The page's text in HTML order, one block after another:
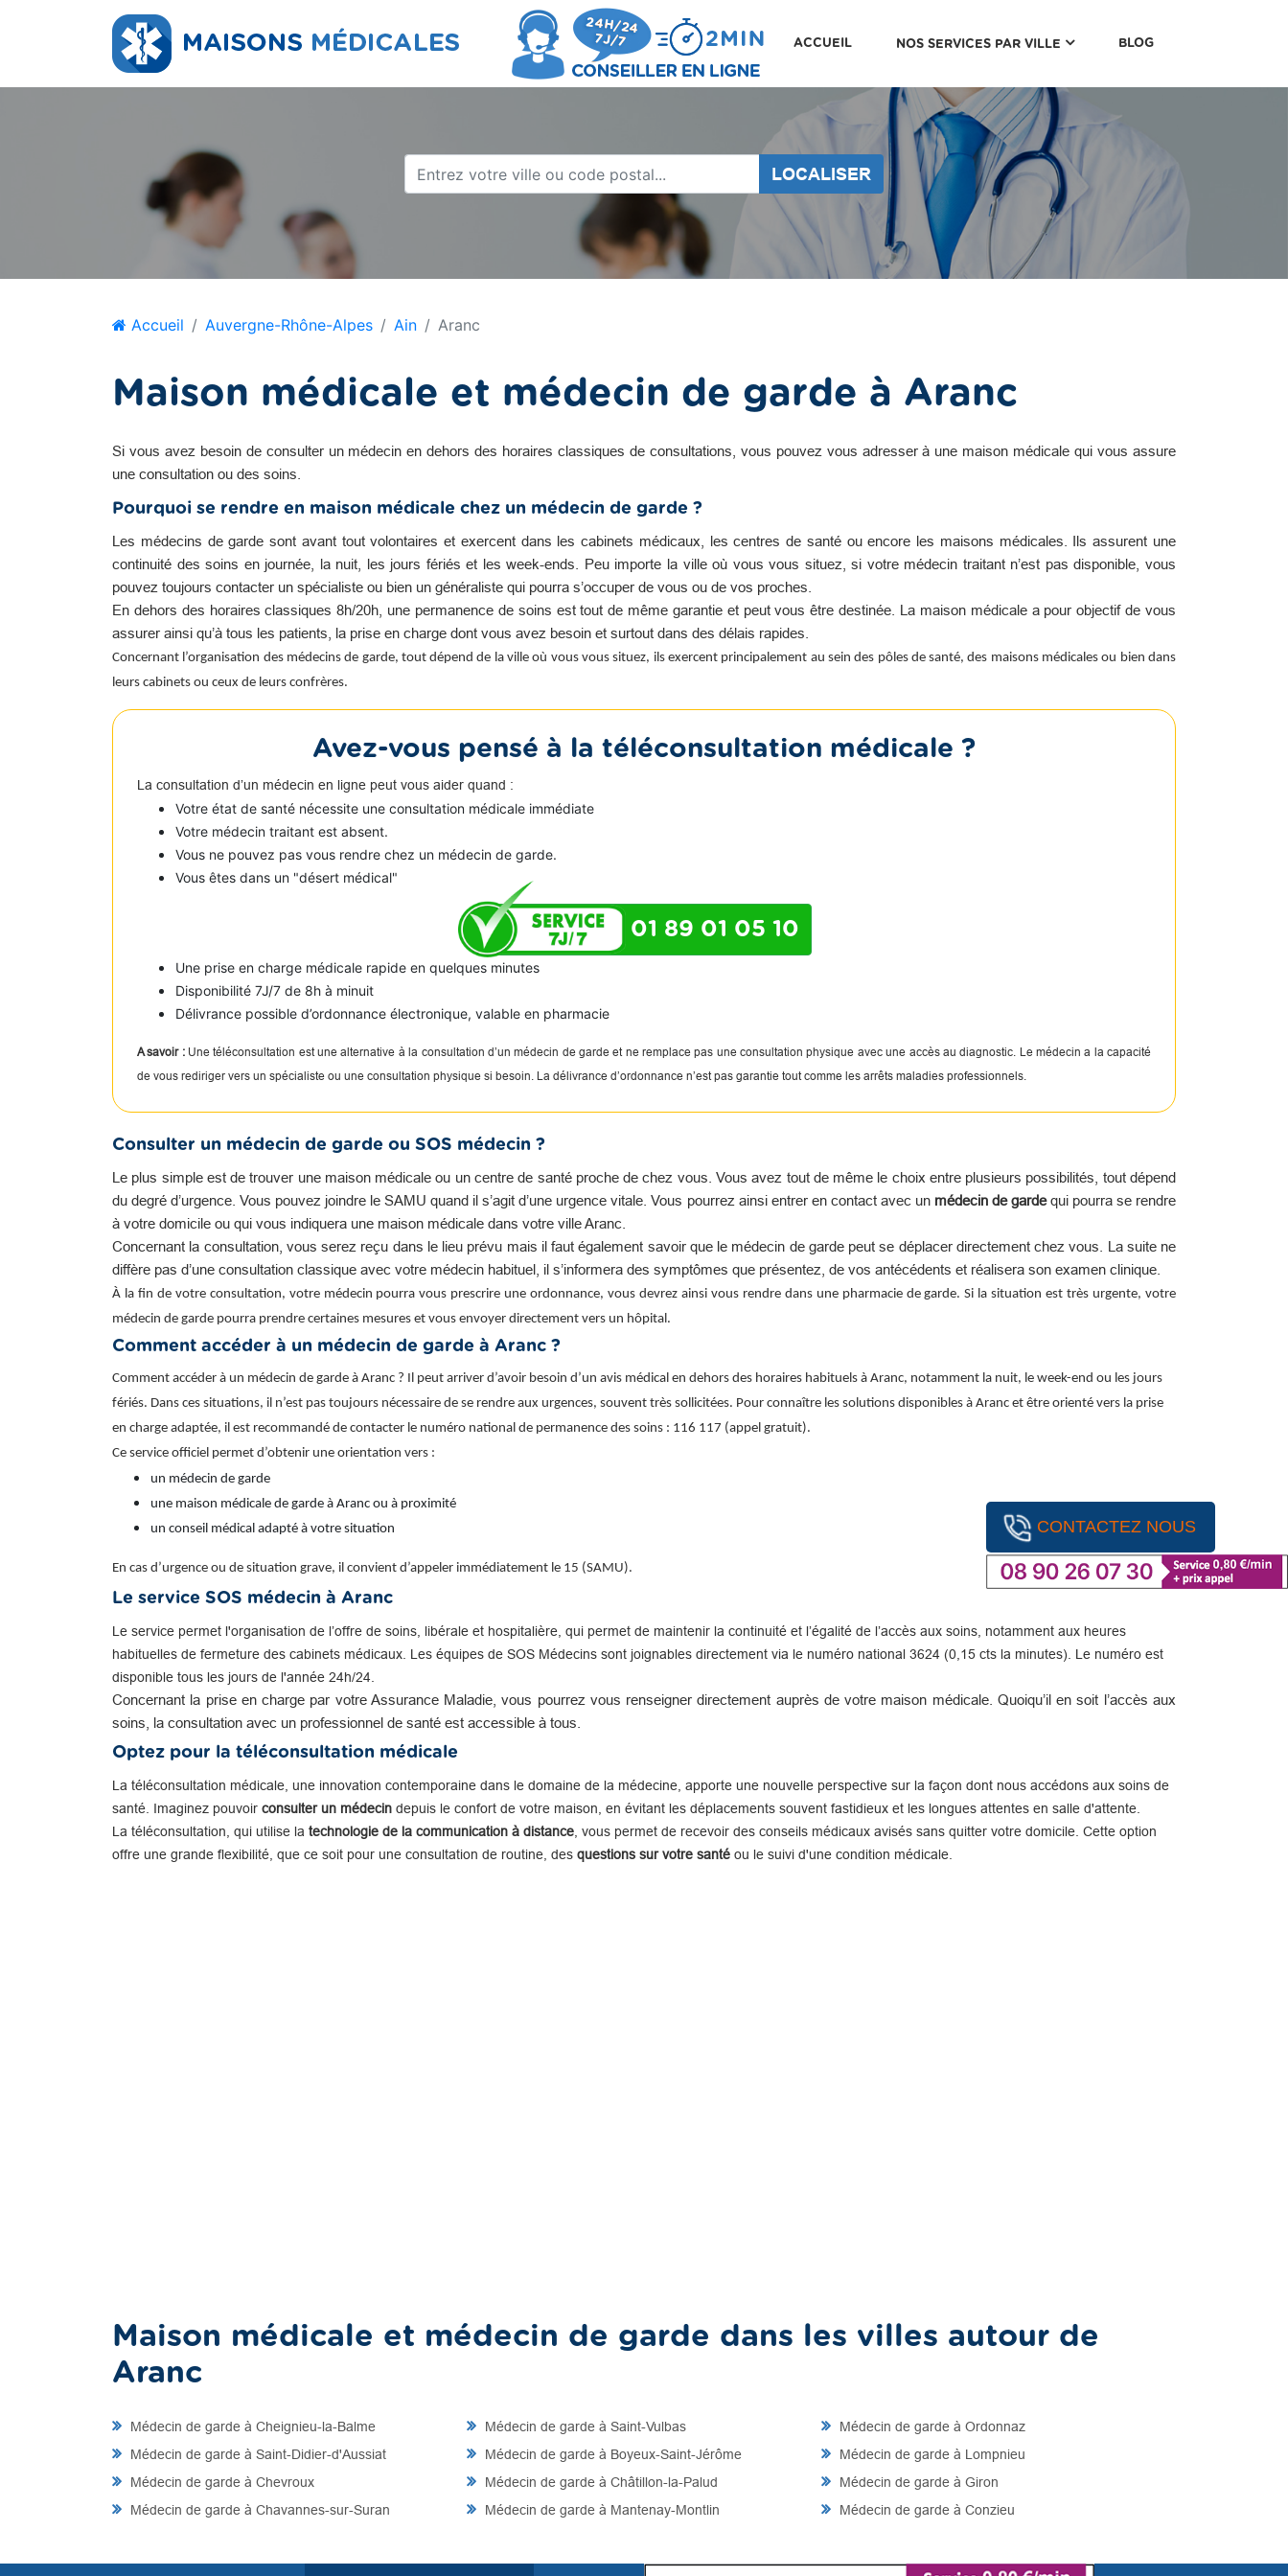
CONTACTEZ NOUS
ACCUEIL NOS SERVICES PAR VILLE (CURRENT)
BLOG
LOCALISER
Accueil Auvergne-Rhône-Alpes Ain Aranc
Maison médicale et médecin de garde à Aranc
Si vous avez besoin de consulter un médecin en dehors des horaires classiques de consultations, vous pouvez vous adresser à une maison médicale qui vous assure
une consultation ou des soins.
Pourquoi se rendre en maison médicale chez un médecin de garde ?
Les médecins de garde sont avant tout volontaires et exercent dans les cabinets médicaux, les centres de santé ou encore les maisons médicales. Ils assurent une
continuité des soins en journée, la nuit, les jours fériés et les week-ends. Peu importe la ville où vous vous situez, si votre médecin traitant n’est pas disponible, vous
pouvez toujours contacter un spécialiste ou bien un généraliste qui pourra s’occuper de vous ou de vos proches.
En dehors des horaires classiques 8h/20h, une permanence de soins est tout de même garantie et peut vous être destinée. La maison médicale a pour objectif de vous
assurer ainsi qu’à tous les patients, la prise en charge dont vous avez besoin et surtout dans des délais rapides.
Concernant l’organisation des médecins de garde, tout dépend de la ville où vous vous situez, ils exercent principalement au sein des pôles de santé, des maisons médicales ou bien dans
leurs cabinets ou ceux de leurs confrères.
Avez-vous pensé à la téléconsultation médicale ?
La consultation d’un médecin en ligne peut vous aider quand :
Votre état de santé nécessite une consultation médicale immédiate
Votre médecin traitant est absent.
Vous ne pouvez pas vous rendre chez un médecin de garde.
Vous êtes dans un "désert médical"
01 89 01 05 10
Une prise en charge médicale rapide en quelques minutes
Disponibilité 7J/7 de 8h à minuit
Délivrance possible d’ordonnance électronique, valable en pharmacie
A savoir :Une téléconsultation est une alternative à la consultation d’un médecin de garde et ne remplace pas une consultation physique avec une accès au diagnostic. Le médecin a la capacité
de vous rediriger vers un spécialiste ou une consultation physique si besoin. La délivrance d’ordonnance n’est pas garantie tout comme les arrêts maladies professionnels.
Consulter un médecin de garde ou SOS médecin ?
Le plus simple est de trouver une maison médicale ou un centre de santé proche de chez vous. Vous avez tout de même le choix entre plusieurs possibilités, tout dépend
du degré d’urgence. Vous pouvez joindre le SAMU quand il s’agit d’une urgence vitale. Vous pourrez ainsi entrer en contact avec un médecin de gardequi pourra se rendre
à votre domicile ou qui vous indiquera une maison médicale dans votre ville Aranc.
Concernant la consultation, vous serez reçu dans le lieu prévu mais il faut également savoir que le médecin de garde peut se déplacer directement chez vous. La suite ne
diffère pas d’une consultation classique avec votre médecin habituel, il s’informera des symptômes que présentez, de vos antécédents et réalisera son examen clinique.
À la fin de votre consultation, votre médecin pourra vous prescrire une ordonnance, vous devrez ainsi vous rendre dans une pharmacie de garde. Si la situation est très urgente, votre
médecin de garde pourra prendre certaines mesures et vous envoyer directement vers un hôpital.
Comment accéder à un médecin de garde à Aranc ?
Comment accéder à un médecin de garde à Aranc ? Il peut arriver d’avoir besoin d’un avis médical en dehors des horaires habituels à Aranc, notamment la nuit, le week-end ou les jours
fériés. Dans ces situations, il n’est pas toujours nécessaire de se rendre aux urgences, souvent très sollicitées. Pour connaître les solutions disponibles à Aranc et être orienté vers la prise
en charge adaptée, il est recommandé de contacter le numéro national de permanence des soins : 116 117 (appel gratuit).
Ce service officiel permet d’obtenir une orientation vers :
un médecin de garde
une maison médicale de garde à Aranc ou à proximité
un conseil médical adapté à votre situation
En cas d’urgence ou de situation grave, il convient d’appeler immédiatement le 15 (SAMU).
Le service SOS médecin à Aranc
Le service permet l'organisation de l’offre de soins, libérale et hospitalière, qui permet de maintenir la continuité et l’égalité de l’accès aux soins, notamment aux heures
habituelles de fermeture des cabinets médicaux. Les équipes de SOS Médecins sont joignables directement via le numéro national 3624 (0,15 cts la minutes). Le numéro est
disponible tous les jours de l'année 24h/24.
Concernant la prise en charge par votre Assurance Maladie, vous pourrez vous renseigner directement auprès de votre maison médicale. Quoiqu’il en soit l’accès aux
soins, la consultation avec un professionnel de santé est accessible à tous.
Optez pour la téléconsultation médicale
La téléconsultation médicale, une innovation contemporaine dans le domaine de la médecine, apporte une nouvelle perspective sur la façon dont nous accédons aux soins de
santé. Imaginez pouvoir consulter un médecin depuis le confort de votre maison, en évitant les déplacements souvent fastidieux et les longues attentes en salle d'attente.
La téléconsultation, qui utilise la technologie de la communication à distance , vous permet de recevoir des conseils médicaux avisés sans quitter votre domicile. Cette option
offre une grande flexibilité, que ce soit pour une consultation de routine, des questions sur votre santé ou le suivi d'une condition médicale.
Maison médicale et médecin de garde dans les villes autour de
Aranc
Médecin de garde à Cheignieu-la-Balme
Médecin de garde à Saint-Didier-d'Aussiat
Médecin de garde à Chevroux
Médecin de garde à Chavannes-sur-Suran
Médecin de garde à Saint-Vulbas
Médecin de garde à Boyeux-Saint-Jérôme
Médecin de garde à Châtillon-la-Palud
Médecin de garde à Mantenay-Montlin
Médecin de garde à Ordonnaz
Médecin de garde à Lompnieu
Médecin de garde à Giron
Médecin de garde à Conzieu